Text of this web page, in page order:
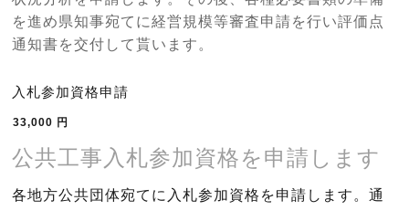
を進め県知事宛てに経営規模等審査申請を行い評価点
通知書を交付して貰います。
入札参加資格申請
33,000 円
公共工事入札参加資格を申請します
各地方公共団体宛てに入札参加資格を申請します。通